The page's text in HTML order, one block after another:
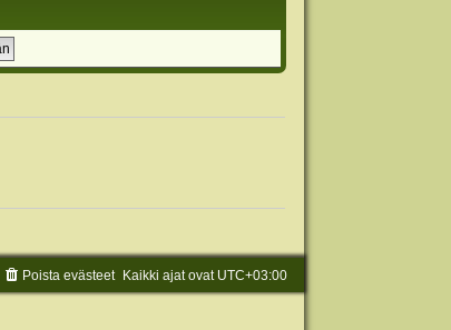
Kaikki ajat ovat UTC+03:00
Poista evästeet